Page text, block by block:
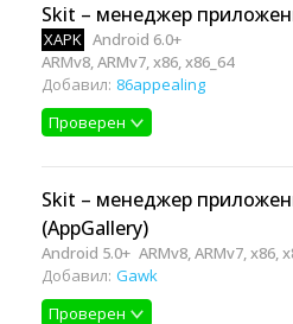
Skit – менеджер
XAPK Android 6.0+
ARMv8, ARMv7, x86, x86_64
Добавил: 86appealing
Проверен
Skit – менеджер
(AppGallery)
Android 5.0+ ARMv8, ARMv7, x86,
Добавил: Gawk
Проверен